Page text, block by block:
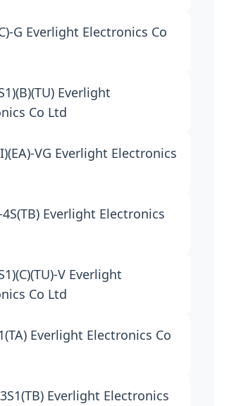
G Everlight Electronics Co
Everlight
Co Ltd
VG Everlight Electronics
Everlight Electronics
V Everlight
Co Ltd
Everlight Electronics Co
Everlight Electronics